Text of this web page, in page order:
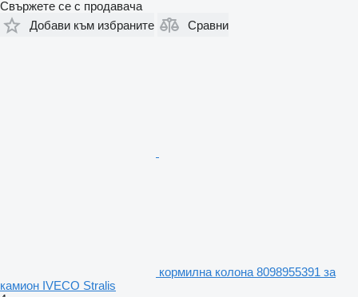
Свържете се с продавача
Добави към избраните
Сравни
кормилна колона 8098955391 за
камион IVECO Stralis